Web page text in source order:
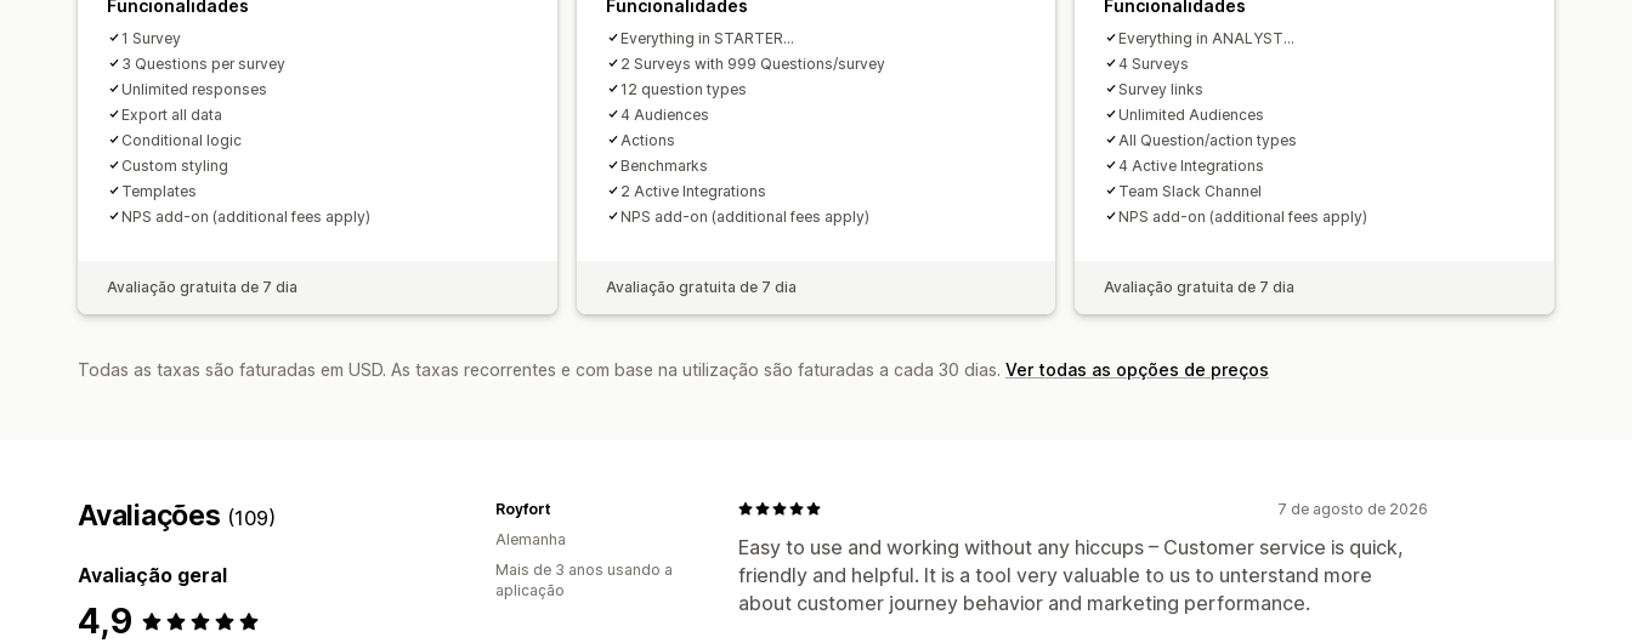
Funcionalidades
1 Survey
3 Questions per survey
Unlimited responses
Export all data
Conditional logic
Custom styling
Templates
NPS add-on (additional fees apply)
Avaliação gratuita de 7 dia
Funcionalidades
Everything in STARTER...
2 Surveys with 999 Questions/survey
12 question types
4 Audiences
Actions
Benchmarks
2 Active Integrations
NPS add-on (additional fees apply)
Avaliação gratuita de 7 dia
Funcionalidades
Everything in ANALYST...
4 Surveys
Survey links
Unlimited Audiences
All Question/action types
4 Active Integrations
Team Slack Channel
NPS add-on (additional fees apply)
Avaliação gratuita de 7 dia
Todas as taxas são faturadas em USD. As taxas recorrentes e com base na utilização são faturadas a cada 30 dias. Ver todas as opções de preços
Avaliações (109)
Avaliação geral
4,9
7 de agosto de 2026
Easy to use and working without any hiccups – Customer service is quick,
friendly and helpful. It is a tool very valuable to us to unterstand more
about customer journey behavior and marketing performance.
Royfort
Alemanha
Mais de 3 anos usando a
aplicação